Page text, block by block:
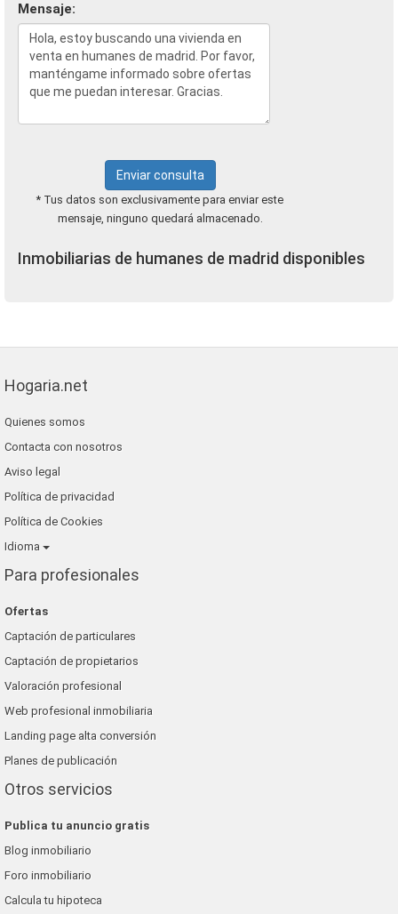
Mensaje:
Enviar consulta
* Tus datos son exclusivamente para enviar este
mensaje, ninguno quedará almacenado.
Inmobiliarias de humanes de madrid disponibles
Hogaria.net
Quienes somos
Contacta con nosotros
Aviso legal
Política de privacidad
Política de Cookies
Idioma
Para profesionales
Ofertas
Captación de particulares
Captación de propietarios
Valoración profesional
Web profesional inmobiliaria
Landing page alta conversión
Planes de publicación
Otros servicios
Publica tu anuncio gratis
Blog inmobiliario
Foro inmobiliario
Calcula tu hipoteca